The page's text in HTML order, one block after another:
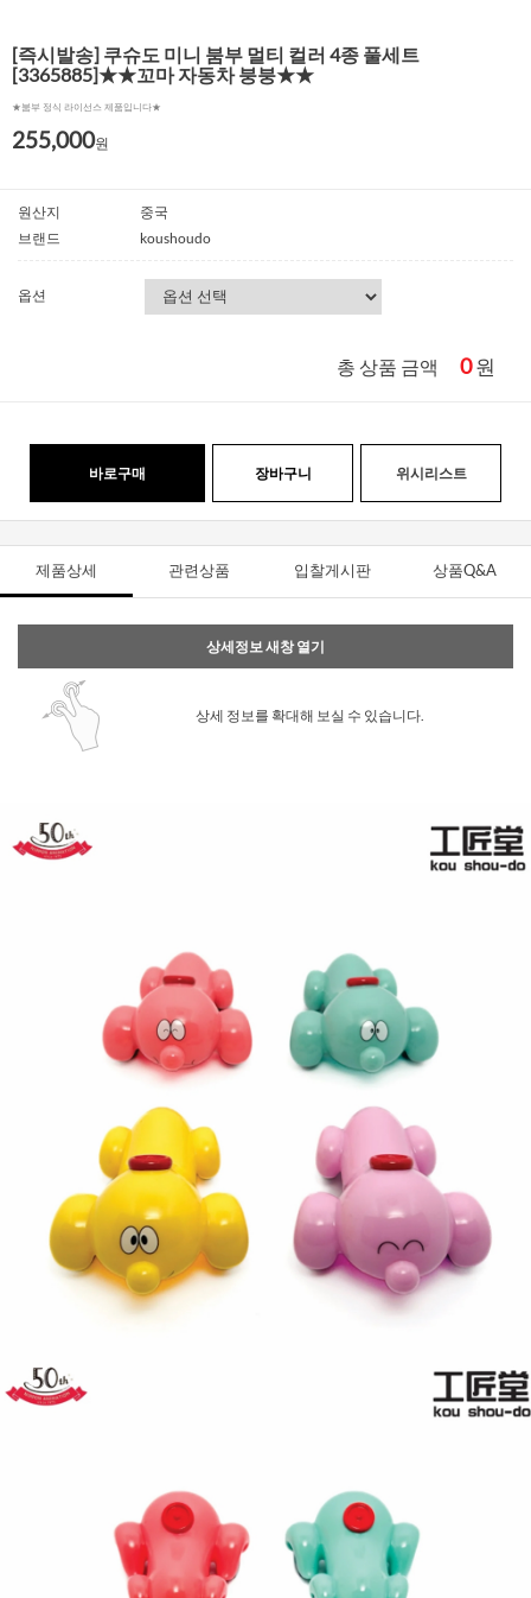
[즉시발송] 쿠슈도 미니 붐부 멀티 컬러 4종 풀세트
[3365885]★★꼬마 자동차 붕붕★★
★붐부 정식 라이선스 제품입니다★
255,000원
원산지
중국
브랜드
koushoudo
옵션
총 상품 금액 0원
바로구매 장바구니 위시리스트
제품상세 관련상품 입찰게시판 상품Q&A
상세정보 새창 열기
상세 정보를 확대해 보실 수 있습니다.